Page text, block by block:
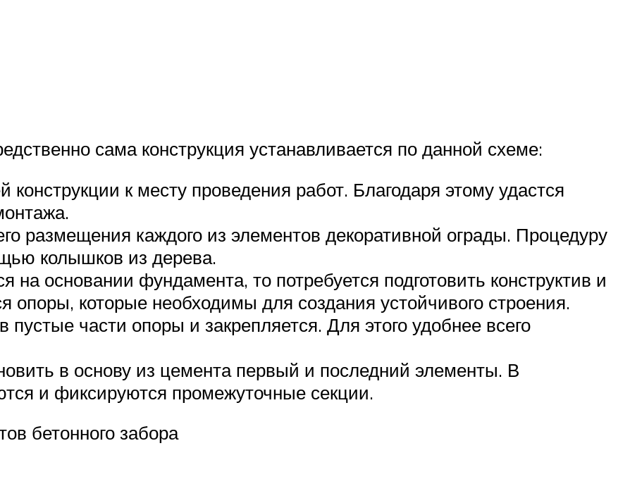
сама конструкция устанавливается по данной схеме:
к месту проведения работ. Благодаря этому удастся
размещения каждого из элементов декоративной ограды. Процедуру
колышков из дерева.
на основании фундамента, то потребуется подготовить конструктив и
опоры, которые необходимы для создания устойчивого строения.
части опоры и закрепляется. Для этого удобнее всего
в основу из цемента первый и последний элементы. В
и фиксируются промежуточные секции.
бетонного забора